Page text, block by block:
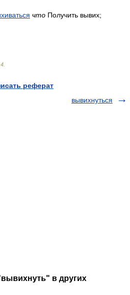
что Получить вывих;
реферат
вывихнуться
в других